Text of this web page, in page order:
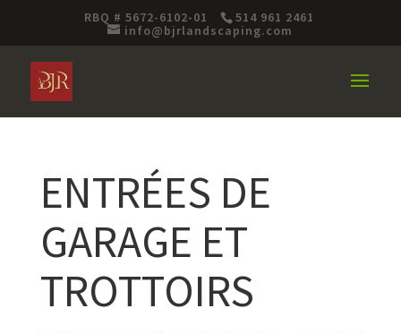
RBQ # 5672-6102-01
514 961 2461
info@bjrlandscaping.com
ENTRÉES DE
GARAGE ET
TROTTOIRS